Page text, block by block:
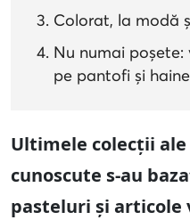
Colorat, la modă
Nu numai poșete:
pe pantofi și
Ultimele colecții
cunoscute s-au
pasteluri și articole